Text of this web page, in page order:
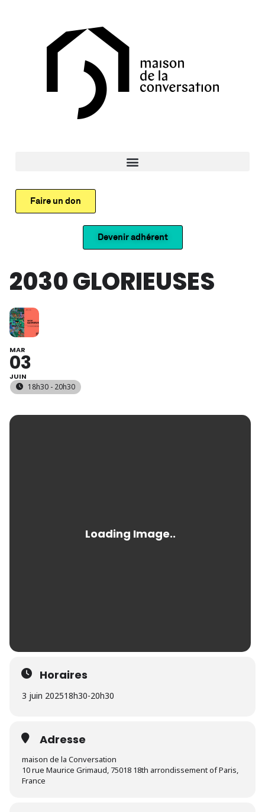
Faire un don
Devenir adhérent
2030 GLORIEUSES
MAR
03
JUIN
18h30 - 20h30
Horaires
3 juin 202518h30-20h30
Adresse
maison de la Conversation
10 rue Maurice Grimaud, 75018 18th arrondissement of Paris,
France